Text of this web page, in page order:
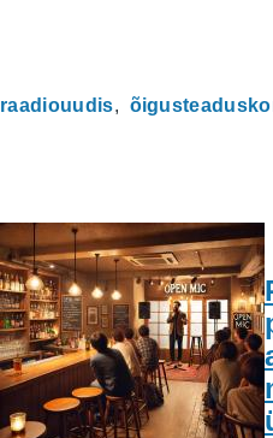
raadiouudis